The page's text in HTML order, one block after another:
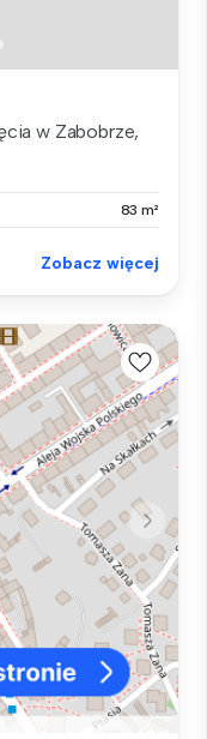
w Zabobrze,
83 m²
Zobacz więcej